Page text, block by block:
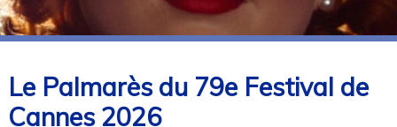
Le Palmarès du 79e Festival de
Cannes 2026